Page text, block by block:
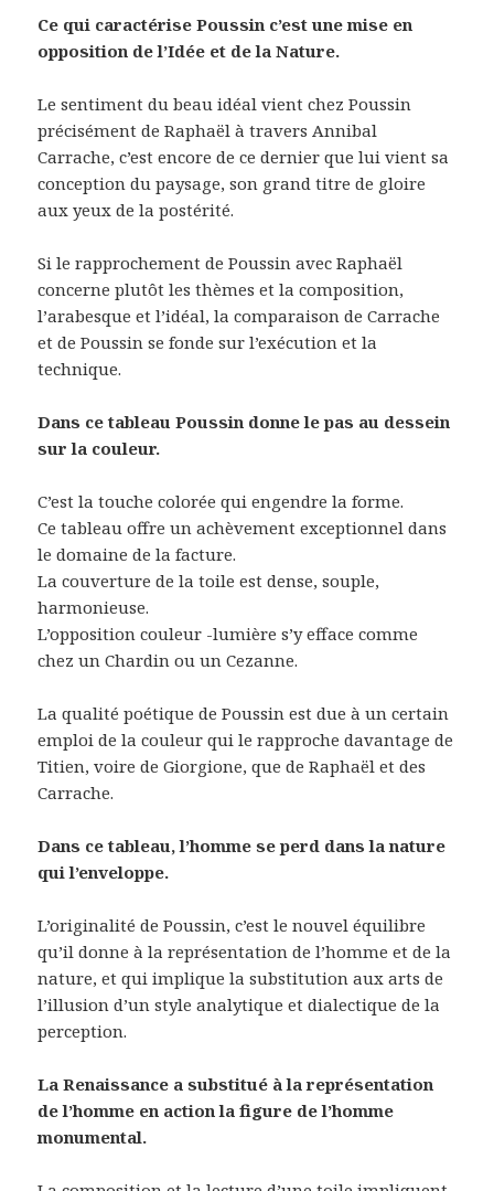
Ce qui caractérise Poussin c’est une mise en
opposition de l’Idée et de la Nature.
Le sentiment du beau idéal vient chez Poussin
précisément de Raphaël à travers Annibal
Carrache, c’est encore de ce dernier que lui vient sa
conception du paysage, son grand titre de gloire
aux yeux de la postérité.
Si le rapprochement de Poussin avec Raphaël
concerne plutôt les thèmes et la composition,
l’arabesque et l’idéal, la comparaison de Carrache
et de Poussin se fonde sur l’exécution et la
technique.
Dans ce tableau Poussin donne le pas au dessein
sur la couleur.
C’est la touche colorée qui engendre la forme.
Ce tableau offre un achèvement exceptionnel dans
le domaine de la facture.
La couverture de la toile est dense, souple,
harmonieuse.
L’opposition couleur -lumière s’y efface comme
chez un Chardin ou un Cezanne.
La qualité poétique de Poussin est due à un certain
emploi de la couleur qui le rapproche davantage de
Titien, voire de Giorgione, que de Raphaël et des
Carrache.
Dans ce tableau, l’homme se perd dans la nature
qui l’enveloppe.
L’originalité de Poussin, c’est le nouvel équilibre
qu’il donne à la représentation de l’homme et de la
nature, et qui implique la substitution aux arts de
l’illusion d’un style analytique et dialectique de la
perception.
La Renaissance a substitué à la représentation
de l’homme en action la figure de l’homme
monumental.